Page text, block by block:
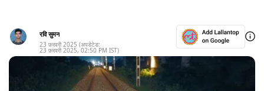
रवि सुमन
23 फ़रवरी 2025 (अपडेटेड:
23 फ़रवरी 2025, 02:50 PM IST)